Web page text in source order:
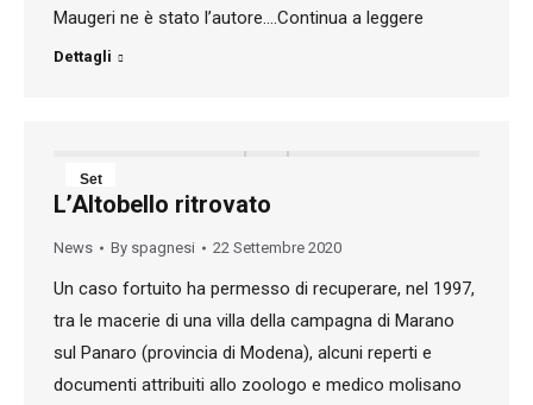
Maugeri ne è stato l’autore….Continua a leggere
Dettagli
Set
22
2020
L’Altobello ritrovato
News By spagnesi 22 Settembre 2020
Un caso fortuito ha permesso di recuperare, nel 1997,
tra le macerie di una villa della campagna di Marano
sul Panaro (provincia di Modena), alcuni reperti e
documenti attribuiti allo zoologo e medico molisano